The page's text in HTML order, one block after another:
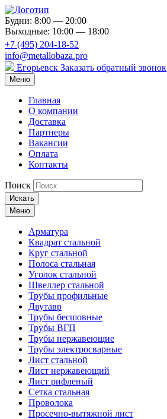
Будни: 8:00 — 20:00
Выходные: 10:00 — 18:00
+7 (495) 204-18-52
info@metallobaza.pro
Егорьевск Заказать обратный звонок
Меню
Главная
О компании
Доставка
Партнеры
Вакансии
Оплата
Контакты
Поиск
Искать
Меню
Арматура
Квадрат стальной
Круг стальной
Полоса стальная
Уголок стальной
Швеллер стальной
Трубы профильные
Двутавр
Трубы бесшовные
Трубы ВГП
Трубы нержавеющие
Трубы электросварные
Лист стальной
Лист нержавеющий
Лист рифленый
Сетка стальная
Проволока
Просечно-вытяжной лист